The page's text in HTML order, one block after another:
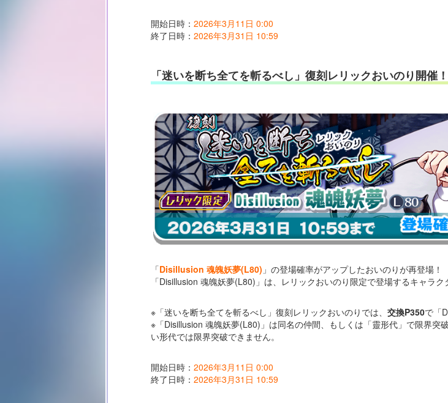
開始日時： 2026年3月11日 0:00
終了日時： 2026年3月31日 10:59
「迷いを断ち全てを斬るべし」復刻レリックおいのり開催！
「Disillusion 魂魄妖夢(L80) 」の登場確率がアップしたおいのりが再登場！
「Disillusion 魂魄妖夢(L80)」は、レリックおいのり限定で登場するキャラク
※「迷いを断ち全てを斬るべし」復刻レリックおいのりでは、 交換P350で「
※「Disillusion 魂魄妖夢(L80)」は同名の仲間、もしくは「靈形代」で限界突
い形代では限界突破できません。
開始日時： 2026年3月11日 0:00
終了日時： 2026年3月31日 10:59